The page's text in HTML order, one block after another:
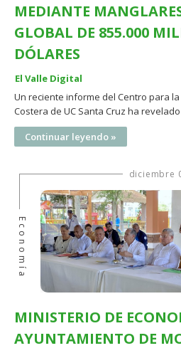
MEDIANTE
GLOBAL DE 855.000
DÓLARES
El Valle Digital
Un reciente informe del Centro para la
Costera de UC Santa Cruz ha
Continuar leyendo »
diciembre
Economía
MINISTERIO DE
AYUNTAMIENTO DE